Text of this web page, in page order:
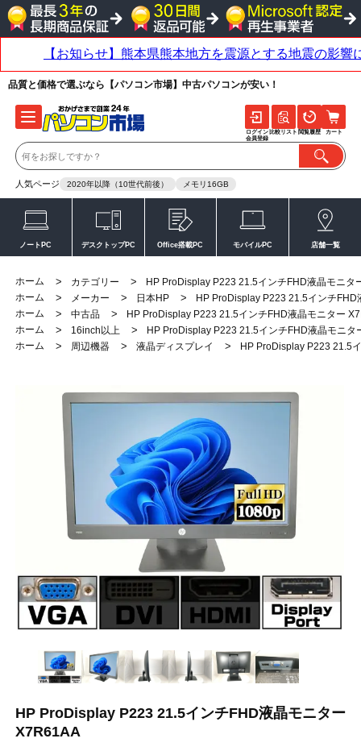
品質と価格で選ぶなら【パソコン市場】中古パソコンが安い！
人気ページ 2020年以降（10世代前後） メモリ16GB
ログイン
会員登録
比較リスト 閲覧履歴 カート
ノートPC デスクトップPC Office搭載PC モバイルPC 店舗一覧
ホーム > カテゴリー >
HP ProDisplay P223 21.5インチFHD液晶モニタ
ホーム
> メーカー > 日本HP >
HP ProDisplay P223 21.5インチ
ホーム
> 中古品 >
HP ProDisplay P223 21.5インチFHD液晶モニター
ホーム
> 16inch以上 >
HP ProDisplay P223 21.5インチFHD液晶モニタ
ホーム
> 周辺機器 > 液晶ディスプレイ > HP ProDisplay P223 21.5
HP ProDisplay P223 21.5インチFHD液晶モニター
X7R61AA